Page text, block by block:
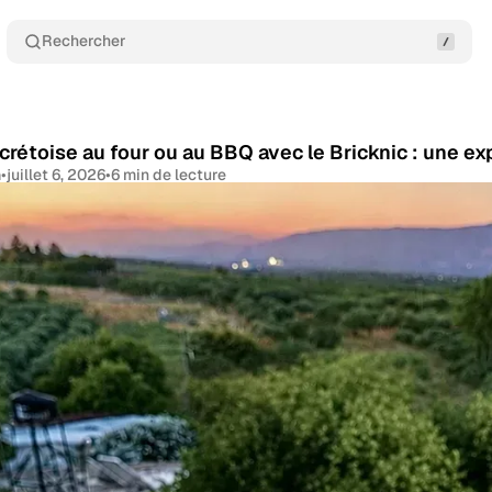
Rechercher
au four ou au BBQ avec le Bricknic : une
•juillet 6, 2026•6 min de lecture
Partager